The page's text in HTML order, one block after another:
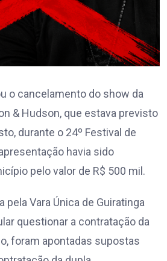
o cancelamento do show da
& Hudson, que estava previsto
durante o 24º Festival de
havia sido
pelo valor de R$ 500 mil.
Vara Única de Guiratinga
questionar a contratação da
foram apontadas supostas